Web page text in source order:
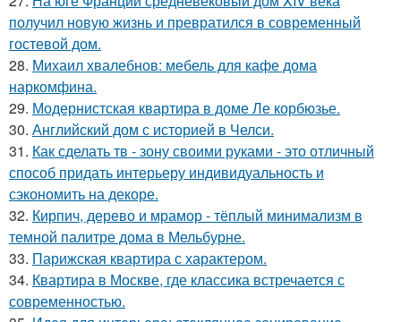
получил новую жизнь и превратился в современный
гостевой дом.
28. Михаил хвалебнов: мебель для кафе дома
наркомфина.
29. Модернистская квартира в доме Ле корбюзье.
30. Английский дом с историей в Челси.
31. Как сделать тв - зону своими руками - это отличный
способ придать интерьеру индивидуальность и
сэкономить на декоре.
32. Кирпич, дерево и мрамор - тёплый минимализм в
темной палитре дома в Мельбурне.
33. Парижская квартира с характером.
34. Квартира в Москве, где классика встречается с
современностью.